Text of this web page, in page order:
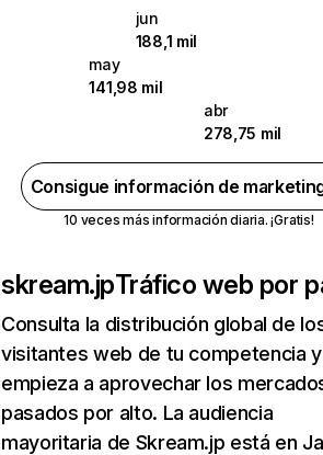
jun
188,1 mil
may
141,98 mil
abr
278,75 mil
Consigue información de
10 veces más información diaria. ¡Gratis!
skream.jpTráfico web por
Consulta la distribución global de
visitantes web de tu competencia y
empieza a aprovechar los
pasados por alto. La audiencia
mayoritaria de Skream.jp está en